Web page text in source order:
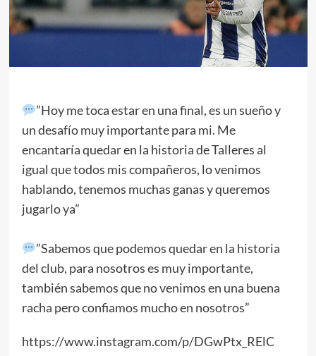
”Hoy me toca estar en una final, es un sueño y
un desafío muy importante para mi. Me
encantaría quedar en la historia de Talleres al
igual que todos mis compañeros, lo venimos
hablando, tenemos muchas ganas y queremos
jugarlo ya”
”Sabemos que podemos quedar en la historia
del club, para nosotros es muy importante,
también sabemos que no venimos en una buena
racha pero confiamos mucho en nosotros”
https://www.instagram.com/p/DGwPtx_RElC